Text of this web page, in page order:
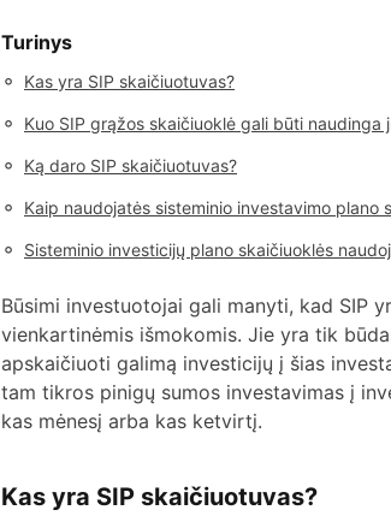
Turinys
◦ Kas yra SIP skaičiuotuvas?
◦ Kuo SIP grąžos skaičiuoklė gali būti naudinga
◦ Ką daro SIP skaičiuotuvas?
◦ Kaip naudojatės sisteminio investavimo plano
◦ Sisteminio investicijų plano skaičiuoklės
Būsimi investuotojai gali manyti, kad SIP
vienkartinėmis išmokomis. Jie yra tik
apskaičiuoti galimą investicijų į šias
tam tikros pinigų sumos investavimas į
kas mėnesį arba kas ketvirtį.
Kas yra SIP skaičiuotuvas?